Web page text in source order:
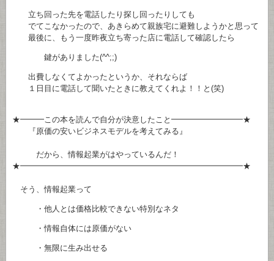
立ち回った先を電話したり探し回ったりしても
でてこなかったので、あきらめて親族宅に避難しようかと思って
最後に、もう一度昨夜立ち寄った店に電話して確認したら
鍵がありました(^^;;)
出費しなくてよかったというか、それならば
１日目に電話して聞いたときに教えてくれよ！！と(笑)
★━━━この本を読んで自分が決意したこと━━━━━━━━━★
『原価の安いビジネスモデルを考えてみる』
だから、情報起業がはやっているんだ！
★━━━━━━━━━━━━━━━━━━━━━━━━━━━━★
そう、情報起業って
・他人とは価格比較できない特別なネタ
・情報自体には原価がない
・無限に生み出せる